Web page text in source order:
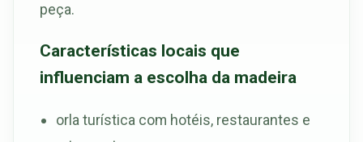
peça.
Características locais que
influenciam a escolha da madeira
orla turística com hotéis, restaurantes e